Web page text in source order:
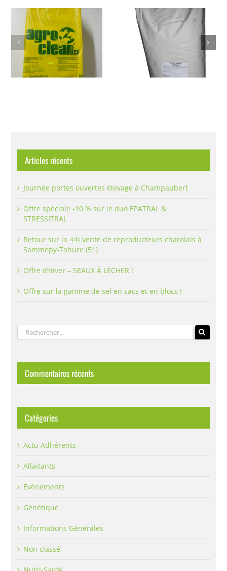
PARAFORM B/
BOLUVERTMIX
DRENCHFORM
Articles récents
Journée portes ouvertes élevage à Champaubert
Offre spéciale -10 % sur le duo EPATRAL &
STRESSITRAL
Retour sur la 44ᵉ vente de reproducteurs charolais à
Sommepy-Tahure (51)
Offre d’hiver – SEAUX À LÉCHER !
Offre sur la gamme de sel en sacs et en blocs !
Rechercher:
Commentaires récents
Catégories
Actu Adhérents
Allaitants
Evènements
Génétique
Informations Générales
Non classé